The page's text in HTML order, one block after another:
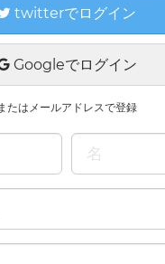
twitterでログイン
Googleでログイン
たはメールアドレスで登録